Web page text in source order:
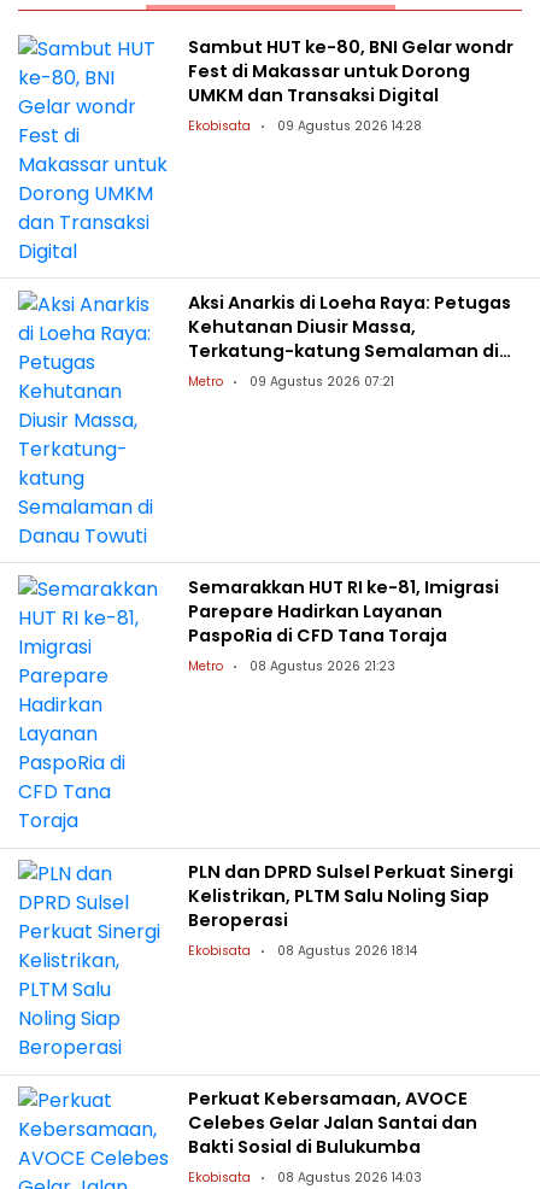
Sambut HUT ke-80, BNI Gelar wondr
Fest di Makassar untuk Dorong
UMKM dan Transaksi Digital
Ekobisata 09 Agustus 2026 14:28
Aksi Anarkis di Loeha Raya: Petugas
Kehutanan Diusir Massa,
Terkatung-katung Semalaman di
Danau Towuti
Metro 09 Agustus 2026 07:21
Semarakkan HUT RI ke-81, Imigrasi
Parepare Hadirkan Layanan
PaspoRia di CFD Tana Toraja
Metro 08 Agustus 2026 21:23
PLN dan DPRD Sulsel Perkuat Sinergi
Kelistrikan, PLTM Salu Noling Siap
Beroperasi
Ekobisata 08 Agustus 2026 18:14
Perkuat Kebersamaan, AVOCE
Celebes Gelar Jalan Santai dan
Bakti Sosial di Bulukumba
Ekobisata 08 Agustus 2026 14:03